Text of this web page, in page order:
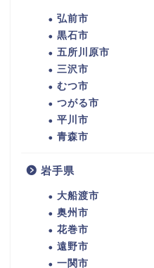
弘前市
黒石市
五所川原市
三沢市
むつ市
つがる市
平川市
青森市
岩手県
大船渡市
奥州市
花巻市
遠野市
一関市